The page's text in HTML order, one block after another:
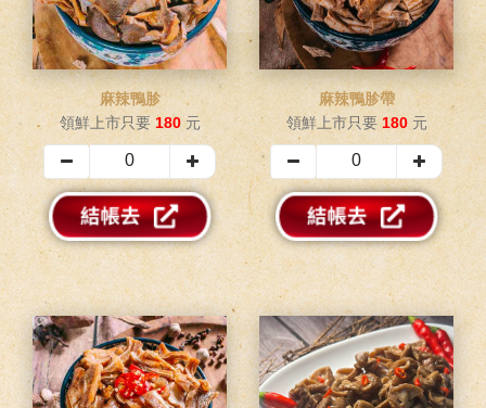
麻辣鴨胗
領鮮上市只要 180元
麻辣鴨胗帶
領鮮上市只要 180元